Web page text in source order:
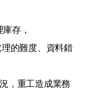
存，
的難度、資料錯
，重工造成業務